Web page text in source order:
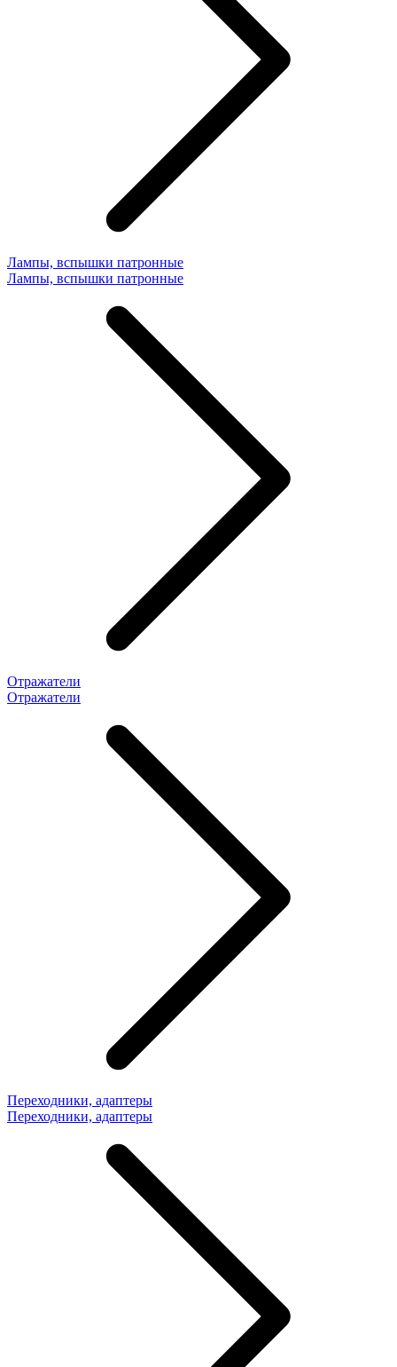
Лампы, вспышки патронные
Лампы, вспышки патронные
Отражатели
Отражатели
Переходники, адаптеры
Переходники, адаптеры